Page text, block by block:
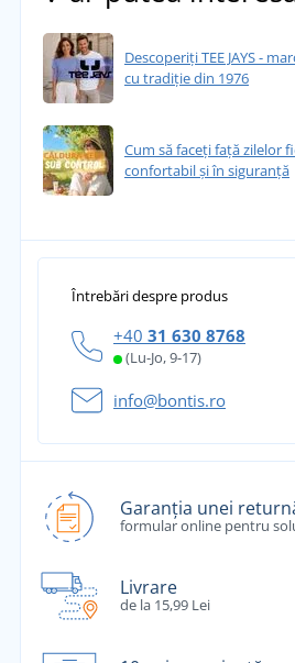
Descoperiți TEE JAYS -
cu tradiție din 1976
Cum să faceți față zilelor
confortabil și în siguranță
Întrebări despre produs
+40 31 630 8768
(Lu-Jo, 9-17)
info@bontis.ro
Garanția unei
formular online pentru
Livrare
de la 15,99 Lei